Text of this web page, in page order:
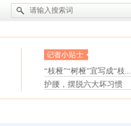
眼白变红或是结膜下出血
“枝桠”“树桠”宜写成“枝...
夏天缓解疲劳有三招
护腰，摆脱六大坏习惯
受伤了冰敷还是热敷